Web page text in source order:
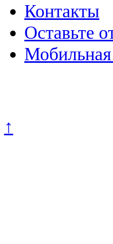
Контакты
Оставьте
Мобильная
↑